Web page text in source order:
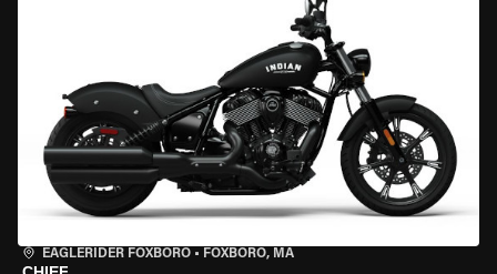
EAGLERIDER FOXBORO • FOXBORO, MA